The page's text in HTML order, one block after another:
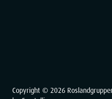
Copyright © 2026